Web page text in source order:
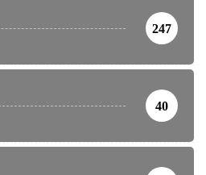
247
40